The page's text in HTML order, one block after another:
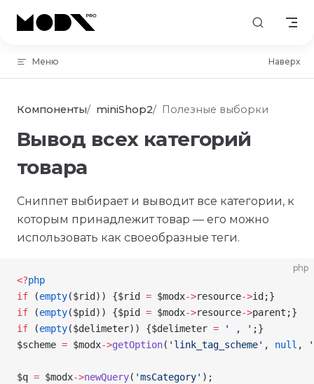
Skip to content
Меню Наверх
Компоненты miniShop2 Полезные выборки
Вывод всех категорий
товара
Сниппет выбирает и выводит все категории, к
которым принадлежит товар — его можно
использовать как своеобразные теги.
php
<?php
if (empty($rid )) {$rid = $modx->resource->id ;}
if (empty($pid )) {$pid = $modx->resource->parent ;}
if (empty($delimeter)) {$delimeter = ' , ' ;}
$scheme = $modx->getOption( 'link_tag_scheme' , null ,
$q = $modx->newQuery( 'msCategory' );